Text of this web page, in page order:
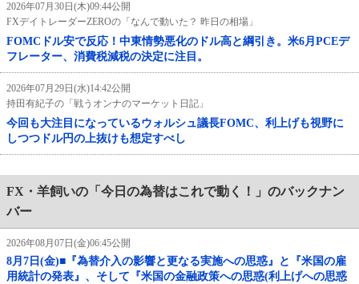
2026年07月30日(木)09:44公開
FXデイトレーダーZEROの「なんで動いた？ 昨日の相場」
FOMCドル安で反応！中東情勢悪化のドル高と綱引き。米6月PCEデ
フレーター、消費税減税の決定に注目。
2026年07月29日(水)14:42公開
持田有紀子の「戦うオンナのマーケット日記」
今回も大注目になっているウォルシュ議長FOMC、利上げも視野に
しつつドル円の上抜けも想定すべし
FX・羊飼いの「今日の為替はこれで動く！」のバックナン
バー
2026年08月07日(金)06:45公開
8月7日(金)■『為替介入の影響と更なる実施への思惑』と『米国の雇
用統計の発表』、そして『米国の金融政策への思惑(利上げへの思惑